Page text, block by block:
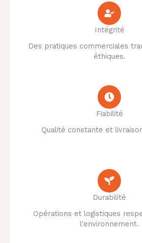
Intégrité
Des pratiques commerciales
éthiques.
Fiabilité
Qualité constante et
Durabilité
Opérations et logistiques
l'environnement.